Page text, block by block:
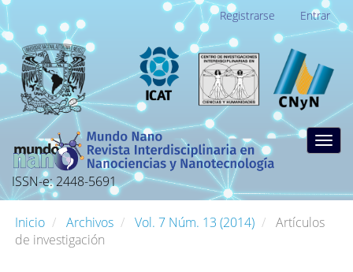
principal
Contenido
principal
Barra
lateral
Registrarse Entrar
ISSN-e: 2448-5691
Inicio Archivos Vol. 7 Núm. 13 (2014)
Artículos
de investigación